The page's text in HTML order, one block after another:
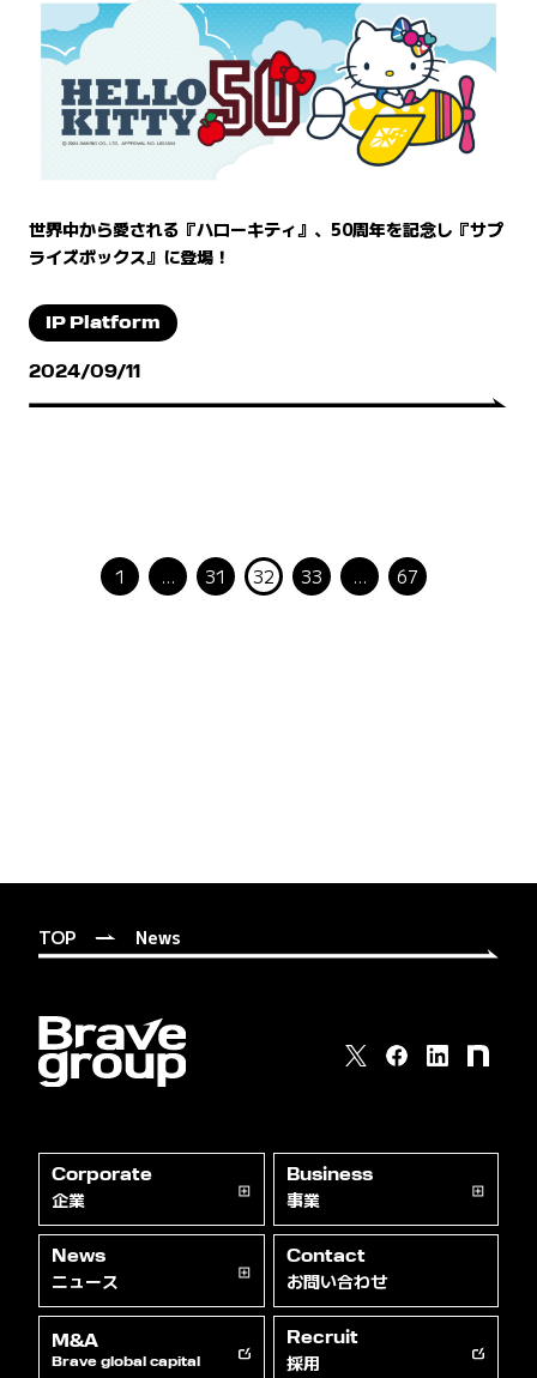
世界中から愛される『ハローキティ』、50周年を記念し『サプ
ライズボックス』に登場！
IP Platform
2024/09/11
1 … 31 32 33 … 67
TOP News
Corporate
企業
Business
事業
News
ニュース
Contact
お問い合わせ
M&A
Brave global capital
Recruit
採用